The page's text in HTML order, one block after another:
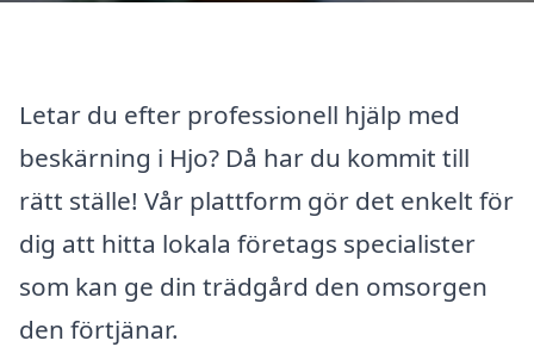
Letar du efter professionell hjälp med
beskärning i Hjo? Då har du kommit till
rätt ställe! Vår plattform gör det enkelt för
dig att hitta lokala företags specialister
som kan ge din trädgård den omsorgen
den förtjänar.